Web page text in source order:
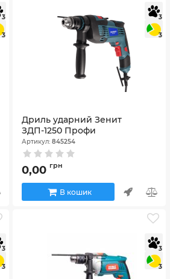
3
3
3
3
Дриль ударний Зенит
ЗДП-1250 Профи
Артикул: 845254
0,00 грн
В кошик
3
3
3
3